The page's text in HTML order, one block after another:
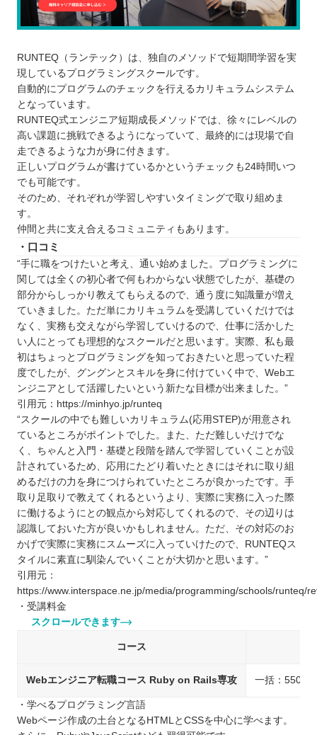
RUNTEQ（ランテック）は、独自のメソッドで短期間学習を実
現しているプログラミングスクールです。
自動的にプログラムのチェックを行えるカリキュラムシステム
となっています。
RUNTEQ式エンジニア短期成長メソッドでは、徐々にレベルの
高い課題に挑戦できるようになっていて、最終的には現場で自
走できるような力が身に付きます。
正しいプログラムが書けているかというチェックも24時間いつ
でも可能です。
そのため、それぞれが学習しやすいタイミングで取り組めま
す。
仲間と共に支え合えるコミュニティもあります。
・口コミ
“手に職をつけたいと考え、通い始めました。プログラミングに
関しては全くの初心者で何もわからない状態でしたが、基礎の
部分からしっかり教えてもらえるので、通う度に知識量が増え
ていきました。ただ単にカリキュラムを受講していくだけでは
なく、実務も交えながら学習していけるので、仕事に活かした
い人にとっても理想的なスクールだと思います。実際、私も最
初はちょっとプログラミングを知っておきたいと思っていた程
度でしたが、グングンとスキルを身に付けていく中で、Webエ
ンジニアとして活躍したいという新たな目標が出来ました。”
引用元：https://minhyo.jp/runteq
“スクールの中でも難しいカリキュラム(応用STEP)が用意され
ているところがポイントでした。また、ただ難しいだけでな
く、ちゃんと入門・基礎と段階を踏んで学習していくことが設
計されているため、応用にたどり着いたときにはそれに取り組
めるだけの力を身につけられていたところが良かったです。手
取り足取りで教えてくれるというより、実際に実務に入った際
に働けるようにとの観点から対応してくれるので、その辺りは
認識しておいた方が良いかもしれません。ただ、その対応のお
かげで実際に実務にスムーズに入っていけたので、RUNTEQス
タイルに素直に馴染んでいくことが大切かと思います。”
引用元：
https://www.interspace.ne.jp/media/programming/schools/runteq/
・受講料金
スクロールできます
コース
Webエンジニア転職コース Ruby on Rails専攻 一括：
・学べるプログラミング言語
Webページ作成の土台となるHTMLとCSSを中心に学べます。